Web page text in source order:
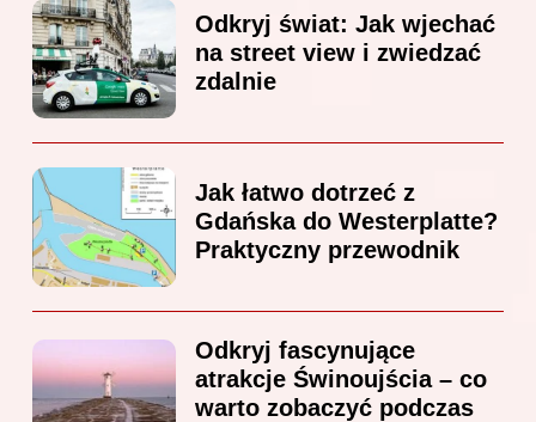
Odkryj świat: Jak wjechać
na street view i zwiedzać
zdalnie
Jak łatwo dotrzeć z
Gdańska do Westerplatte?
Praktyczny przewodnik
Odkryj fascynujące
atrakcje Świnoujścia – co
warto zobaczyć podczas